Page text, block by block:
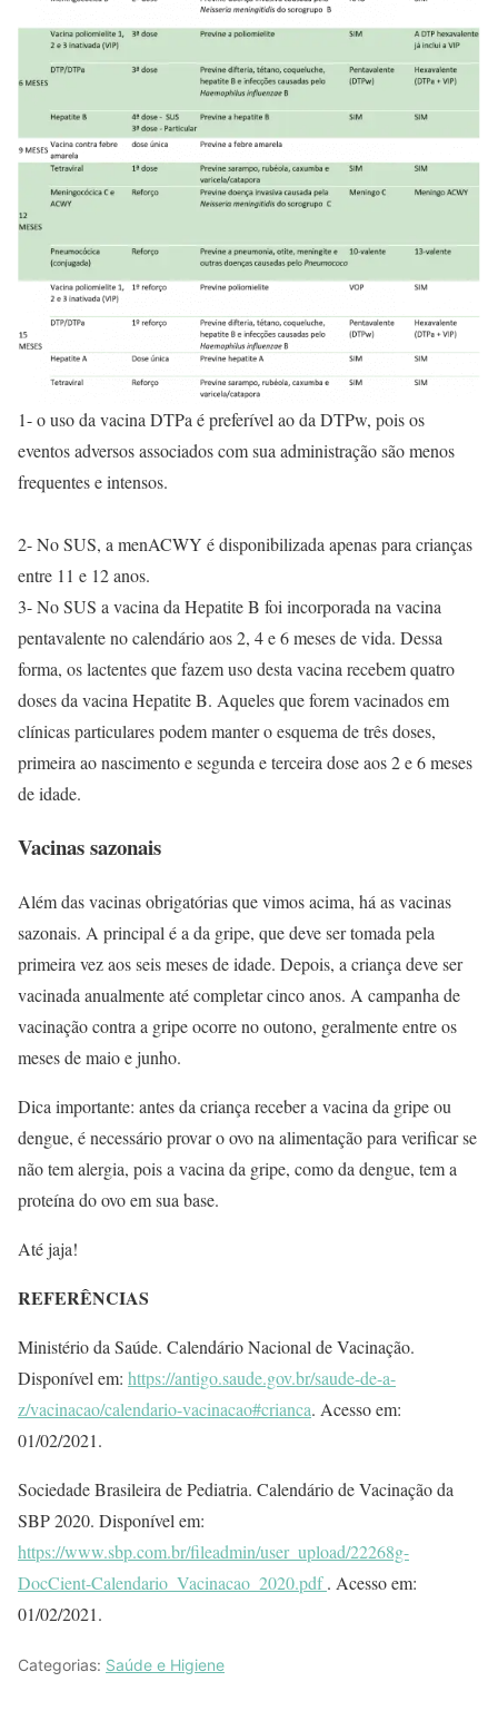
1- o uso da vacina DTPa é preferível ao da DTPw, pois os
eventos adversos associados com sua administração são menos
frequentes e intensos.
2- No SUS, a menACWY é disponibilizada apenas para crianças
entre 11 e 12 anos.
3- No SUS a vacina da Hepatite B foi incorporada na vacina
pentavalente no calendário aos 2, 4 e 6 meses de vida. Dessa
forma, os lactentes que fazem uso desta vacina recebem quatro
doses da vacina Hepatite B. Aqueles que forem vacinados em
clínicas particulares podem manter o esquema de três doses,
primeira ao nascimento e segunda e terceira dose aos 2 e 6 meses
de idade.
Vacinas sazonais
Além das vacinas obrigatórias que vimos acima, há as vacinas
sazonais. A principal é a da gripe, que deve ser tomada pela
primeira vez aos seis meses de idade. Depois, a criança deve ser
vacinada anualmente até completar cinco anos. A campanha de
vacinação contra a gripe ocorre no outono, geralmente entre os
meses de maio e junho.
Dica importante: antes da criança receber a vacina da gripe ou
dengue, é necessário provar o ovo na alimentação para verificar se
não tem alergia, pois a vacina da gripe, como da dengue, tem a
proteína do ovo em sua base.
Até jaja!
REFERÊNCIAS
Ministério da Saúde. Calendário Nacional de Vacinação.
Disponível em: https://antigo.saude.gov.br/saude-de-a-
z/vacinacao/calendario-vacinacao#crianca. Acesso em:
01/02/2021.
Sociedade Brasileira de Pediatria. Calendário de Vacinação da
SBP 2020. Disponível em:
https://www.sbp.com.br/fileadmin/user_upload/22268g-
DocCient-Calendario_Vacinacao_2020.pdf. Acesso em:
01/02/2021.
Categorias: Saúde e Higiene